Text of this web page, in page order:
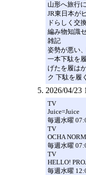
山形へ旅行
JR東日本が
ドらしく交
編み物知識
雑記
姿勢が悪い
一本下駄を
げたを履は
ク 下駄を履
2026/04/23
TV
Juice=Juice
毎週水曜
TV
OCHA
毎週水曜
TV
HELLO!
毎週水曜